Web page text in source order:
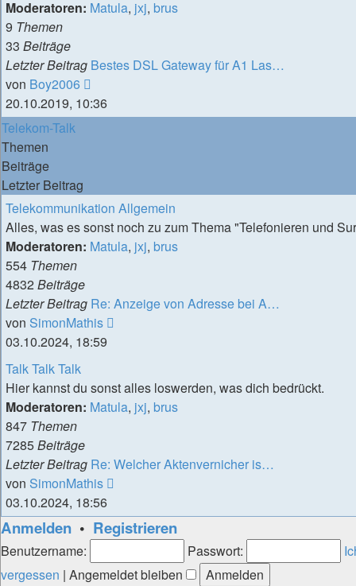
Moderatoren: Matula, jxj, brus
9 Themen
33 Beiträge
Letzter Beitrag Bestes DSL Gateway für A1 Las…
von Boy2006
Beitrag
20.10.2019, 10:36
Telekom-Talk
Themen
Beiträge
Letzter Beitrag
Telekommunikation Allgemein
Alles, was es sonst noch zu zum Thema "Telefonieren und
Moderatoren: Matula, jxj, brus
554 Themen
4832 Beiträge
Letzter Beitrag Re: Anzeige von Adresse bei A…
von SimonMathis
03.10.2024, 18:59
Talk Talk Talk
Hier kannst du sonst alles loswerden, was dich bedrückt.
Moderatoren: Matula, jxj, brus
847 Themen
7285Beiträge
Letzter Beitrag Re: Welcher Aktenvernicher is…
von SimonMathis
03.10.2024, 18:56
Anmelden • Registrieren
Benutzername: Passwort:
vergessen | Angemeldet bleiben